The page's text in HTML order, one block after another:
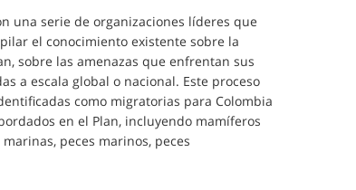
una serie de organizaciones líderes que
el conocimiento existente sobre la
sobre las amenazas que enfrentan sus
a escala global o nacional. Este proceso
como migratorias para Colombia
en el Plan, incluyendo mamíferos
peces marinos, peces